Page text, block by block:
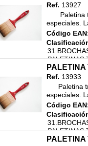
Ref. 13927
especiales.
Código
PALETINAS
Ref. 13933
especiales.
Código
PALETINAS